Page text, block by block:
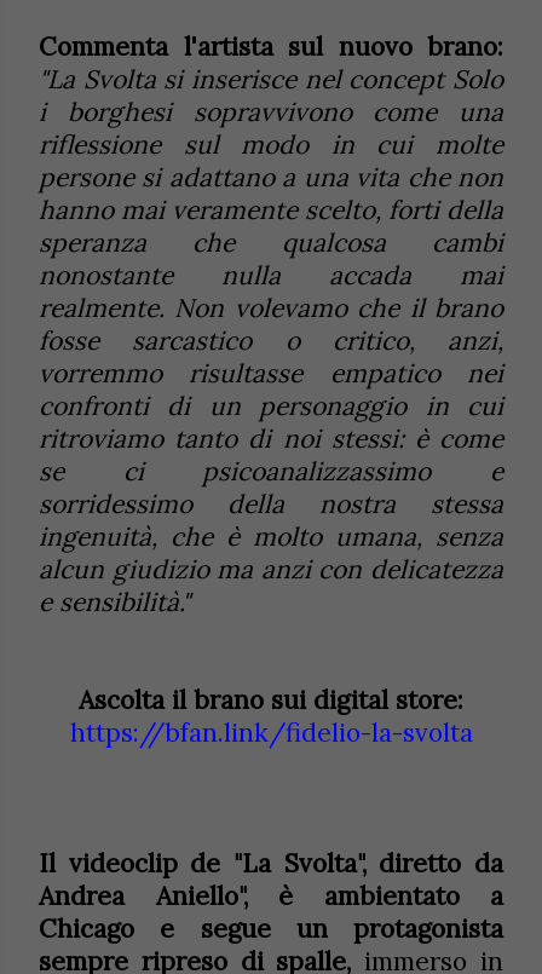
Commenta l'artista sul nuovo brano:
"La Svolta si inserisce nel concept Solo
i borghesi sopravvivono come una
riflessione sul modo in cui molte
persone si adattano a una vita che non
hanno mai veramente scelto, forti della
speranza che qualcosa cambi
nonostante nulla accada mai
realmente. Non volevamo che il brano
fosse sarcastico o critico, anzi,
vorremmo risultasse empatico nei
confronti di un personaggio in cui
ritroviamo tanto di noi stessi: è come
se ci psicoanalizzassimo e
sorridessimo della nostra stessa
ingenuità, che è molto umana, senza
alcun giudizio ma anzi con delicatezza
e sensibilità."
Ascolta il brano sui digital store:
https://bfan.link/fidelio-la-svolta
Il videoclip de "La Svolta", diretto da
Andrea Aniello", è ambientato a
Chicago e segue un protagonista
sempre ripreso di spalle, immerso in